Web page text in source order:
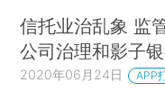
信托业治乱象 监
公司治理和影子
2020年06月24日 APP